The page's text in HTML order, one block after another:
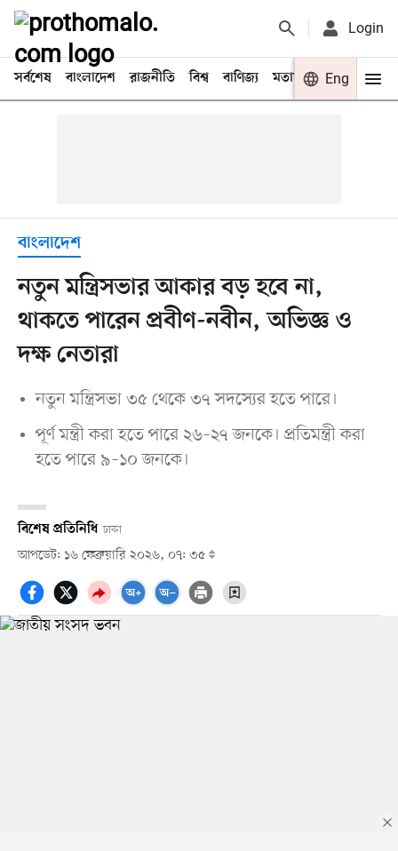
Login
সর্বশেষ বাংলাদেশ রাজনীতি বিশ্ব বাণিজ্য মতামত খেলা
Eng
বাংলাদেশ
নতুন মন্ত্রিসভার আকার বড় হবে না,
থাকতে পারেন প্রবীণ-নবীন, অভিজ্ঞ ও
দক্ষ নেতারা
নতুন মন্ত্রিসভা ৩৫ থেকে ৩৭ সদস্যের হতে পারে।
পূর্ণ মন্ত্রী করা হতে পারে ২৬–২৭ জনকে। প্রতিমন্ত্রী করা
হতে পারে ৯–১০ জনকে।
বিশেষ প্রতিনিধি ঢাকা
আপডেট: ১৬ ফেব্রুয়ারি ২০২৬, ০৭: ৩৫